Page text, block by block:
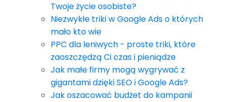
Twoje życie osobiste?
Niezwykłe triki w Google Ads o których
mało kto wie
PPC dla leniwych - proste triki, które
zaoszczędzą Ci czas i pieniądze
Jak małe firmy mogą wygrywać z
gigantami dzięki SEO i Google Ads?
Jak oszacować budżet do kampanii